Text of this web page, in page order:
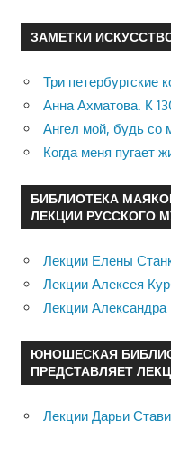
ЗАМЕТКИ
Три петербургские
Анна Ахматова. К
Ангел мой, будь со
Когда меня пугает
БИБЛИОТЕКА
ЛЕКЦИИ РУССКОГО
Лекции Елены
Лекции Алексея
Лекции Александра
ЮНОШЕСКАЯ
ПРЕДСТАВЛЯЕТ
Лекции Дарьи